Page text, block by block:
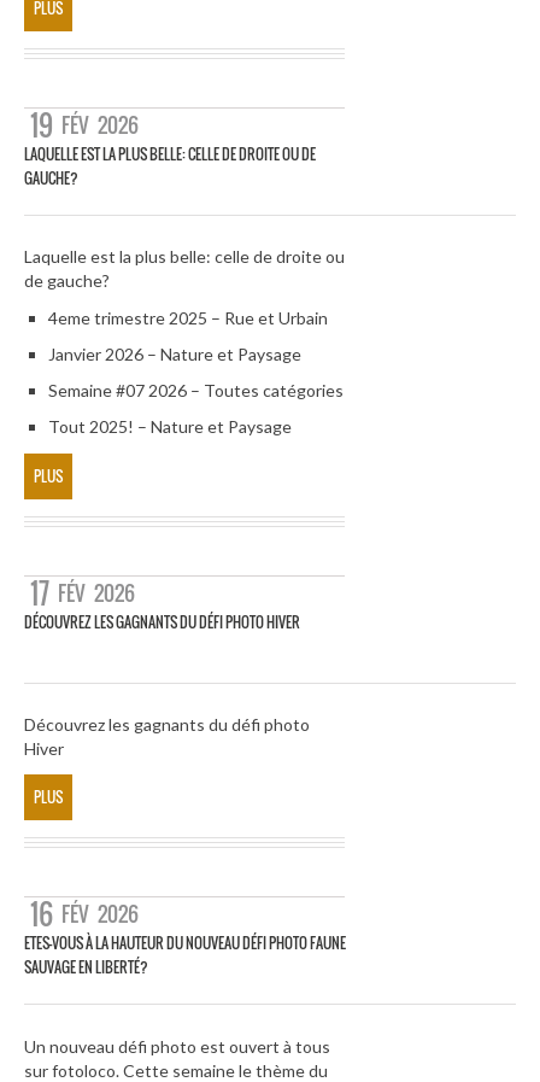
PLUS
19 FÉV 2026
LAQUELLE EST LA PLUS BELLE: CELLE DE DROITE OU DE
GAUCHE?
Laquelle est la plus belle: celle de droite ou
de gauche?
4eme trimestre 2025 – Rue et Urbain
Janvier 2026 – Nature et Paysage
Semaine #07 2026 – Toutes catégories
Tout 2025! – Nature et Paysage
PLUS
17 FÉV 2026
DÉCOUVREZ LES GAGNANTS DU DÉFI PHOTO HIVER
Découvrez les gagnants du défi photo
Hiver
PLUS
16 FÉV 2026
ETES-VOUS À LA HAUTEUR DU NOUVEAU DÉFI PHOTO FAUNE
SAUVAGE EN LIBERTÉ?
Un nouveau défi photo est ouvert à tous
sur fotoloco. Cette semaine le thème du